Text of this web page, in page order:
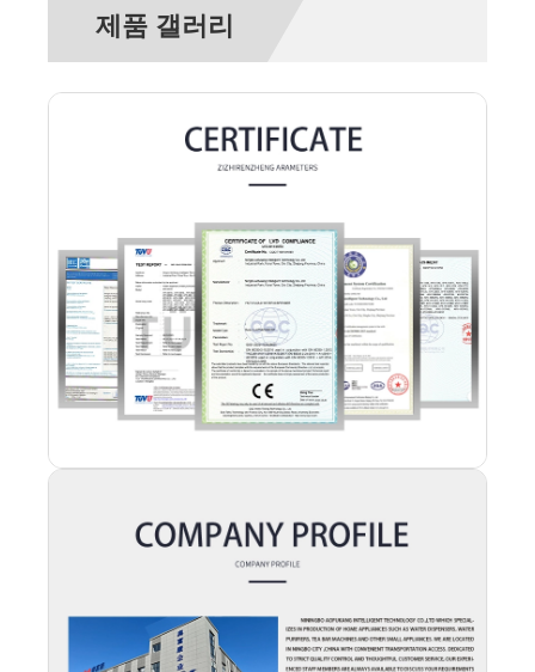
제품 갤러리